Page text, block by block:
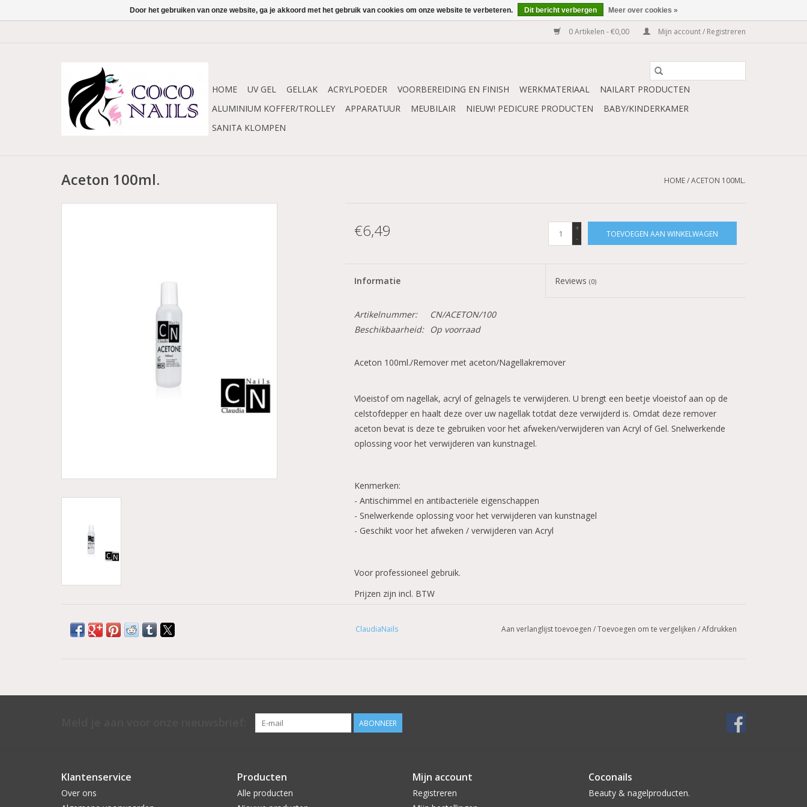
0 Artikelen - €0,00 Mijn account / Registreren
HOME UV GEL GELLAK ACRYLPOEDER VOORBEREIDING EN FINISH WERKMATERIAAL
NAILART PRODUCTEN
ALUMINIUM KOFFER/TROLLEY
APPARATUUR MEUBILAIR NIEUW! PEDICURE PRODUCTEN
BABY/KINDERKAMER
SANITA KLOMPEN
Aceton 100ml. HOME/ACETON 100ML.
€6,49
+
-
TOEVOEGEN AAN WINKELWAGEN
Informatie Reviews(0)
Artikelnummer:
CN/ACETON/100
Beschikbaarheid:
Op voorraad
Aceton 100ml./Remover met aceton/Nagellakremover
Vloeistof om nagellak, acryl of gelnagels te verwijderen. U brengt een beetje vloeistof aan op de
celstofdepper en haalt deze over uw nagellak totdat deze verwijderd is. Omdat deze remover
aceton bevat is deze te gebruiken voor het afweken/verwijderen van Acryl of Gel. Snelwerkende
oplossing voor het verwijderen van kunstnagel.
Kenmerken:
- Antischimmel en antibacteriële eigenschappen
- Snelwerkende oplossing voor het verwijderen van kunstnagel
- Geschikt voor het afweken / verwijderen van Acryl
Voor professioneel gebruik.
Prijzen zijn incl. BTW
ClaudiaNails Aan verlanglijst toevoegen /Toevoegen om te vergelijken /Afdrukken
ABONNEER
Klantenservice
Over ons
Producten
Alle producten
Mijn account
Registreren
Coconails
Beauty & nagelproducten.
Door het gebruiken van onze website, ga je akkoord met het gebruik van cookies om onze website te verbeteren. Dit bericht verbergen Meer over cookies »